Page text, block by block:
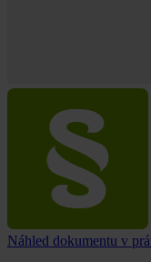
Náhled dokumentu v